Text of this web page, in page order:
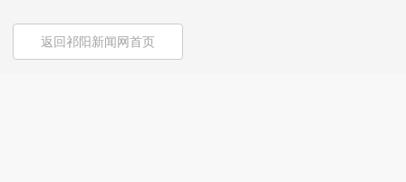
返回祁阳新闻网首页